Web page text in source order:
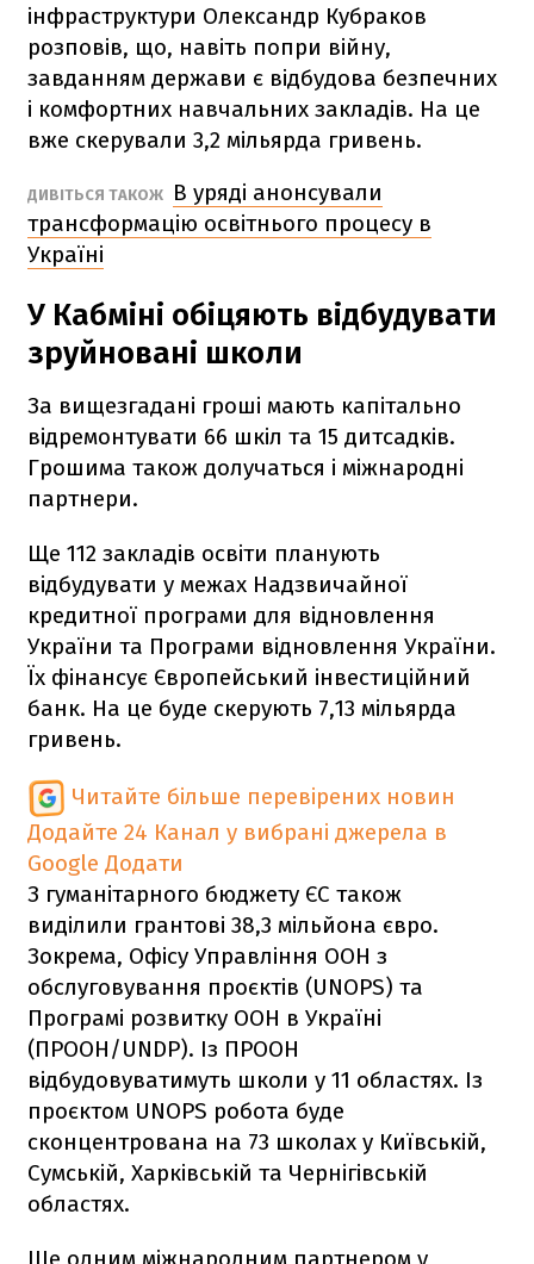
інфраструктури Олександр Кубраков
розповів, що, навіть попри війну,
завданням держави є відбудова безпечних
і комфортних навчальних закладів. На це
вже скерували 3,2 мільярда гривень.
ДИВІТЬСЯ ТАКОЖ
В уряді анонсували
трансформацію освітнього процесу в
Україні
У Кабміні обіцяють відбудувати
зруйновані школи
За вищезгадані гроші мають капітально
відремонтувати 66 шкіл та 15 дитсадків.
Грошима також долучаться і міжнародні
партнери.
Ще 112 закладів освіти планують
відбудувати у межах Надзвичайної
кредитної програми для відновлення
України та Програми відновлення України.
Їх фінансує Європейський інвестиційний
банк. На це буде скерують 7,13 мільярда
гривень.
Читайте більше перевірених новин
Додайте 24 Канал у вибрані джерела в
Google Додати
З гуманітарного бюджету ЄС також
виділили грантові 38,3 мільйона євро.
Зокрема, Офісу Управління ООН з
обслуговування проєктів (UNOPS) та
Програмі розвитку ООН в Україні
(ПРООН/UNDP). Із ПРООН
відбудовуватимуть школи у 11 областях. Із
проєктом UNOPS робота буде
сконцентрована на 73 школах у Київській,
Сумській, Харківській та Чернігівській
областях.
Ще одним міжнародним партнером у